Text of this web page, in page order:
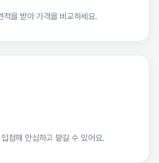
적을 받아 가격을 비교하세요.
점해 안심하고 맡길 수 있어요.